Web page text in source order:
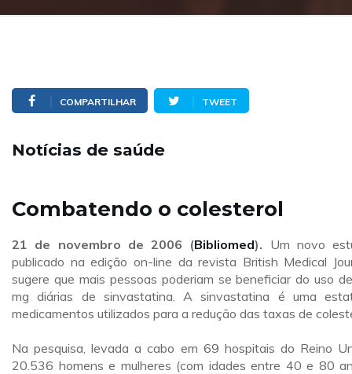
COMPARTILHAR TWEET
Notícias de saúde
Combatendo o colesterol
21 de novembro de 2006 (Bibliomed). Um novo
publicado na edição on-line da revista British Medical
sugere que mais pessoas poderiam se beneficiar do uso
mg diárias de sinvastatina. A sinvastatina é uma
medicamentos utilizados para a redução das taxas de
Na pesquisa, levada a cabo em 69 hospitais do Reino
20.536 homens e mulheres (com idades entre 40 e 80